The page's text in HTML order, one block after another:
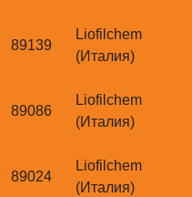
89139
Liofilchem
(Италия)
89086
Liofilchem
(Италия)
89024
Liofilchem
(Италия)